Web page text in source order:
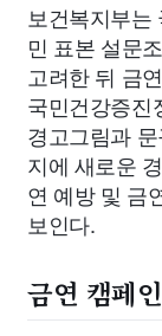
보건복지부는
민 표본 설문
고려한 뒤 금
국민건강증진
경고그림과
지에 새로운
연 예방 및 금
보인다.
금연 캠페